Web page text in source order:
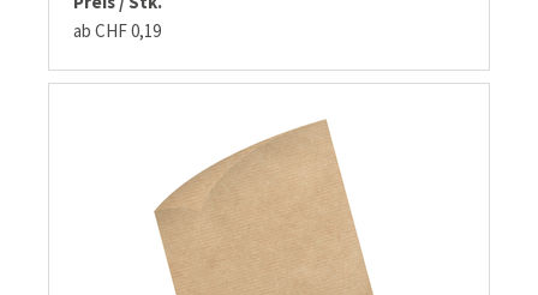
ab CHF 0,19